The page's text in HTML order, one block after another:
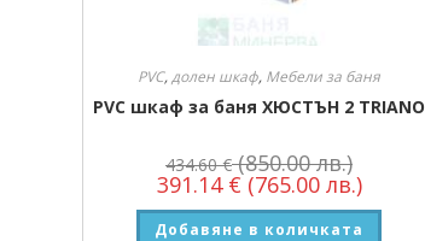
PVC,долен шкаф, Мебели за баня
PVC шкаф за баня ХЮСТЪН 2 TRIANO
434.60€ (850.00 лв.)
391.14 € (765.00 лв.)
Добавяне в количката